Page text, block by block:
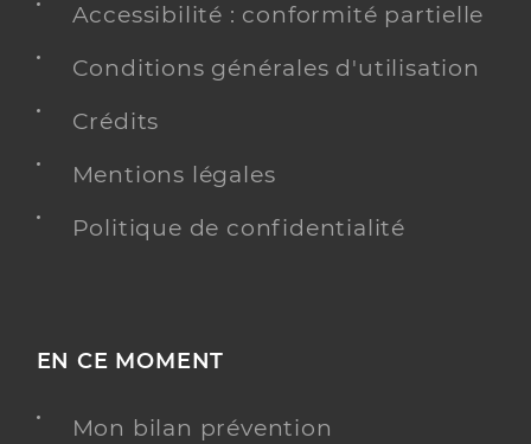
Accessibilité : conformité partielle
Conditions générales d'utilisation
Crédits
Mentions légales
Politique de confidentialité
EN CE MOMENT
Mon bilan prévention